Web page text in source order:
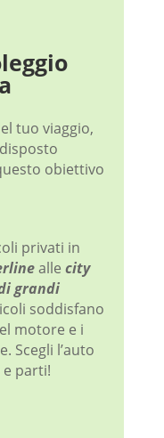
tuo viaggio,
obiettivo
privati ​​in
alle city
grandi
soddisfano
motore e i
Scegli l’auto
parti!